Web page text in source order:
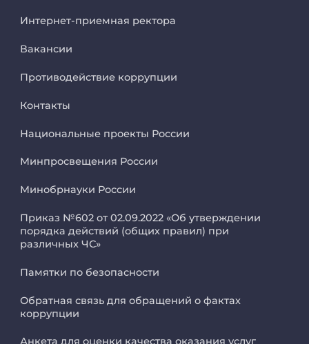
Интернет-приемная ректора
Вакансии
Противодействие коррупции
Контакты
Национальные проекты России
Минпросвещения России
Минобрнауки России
Приказ №602 от 02.09.2022 «Об утверждении
порядка действий (общих правил) при
различных ЧС»
Памятки по безопасности
Обратная связь для обращений о фактах
коррупции